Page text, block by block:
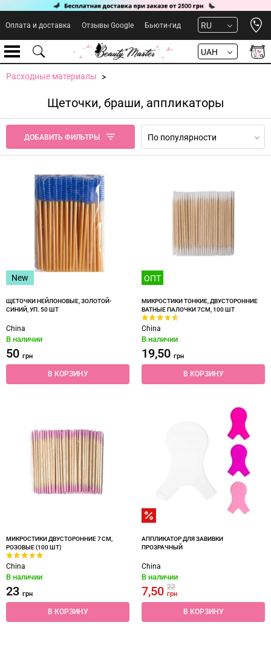
Оплата и доставка Отзывы Google Бьюти-гид RU
UAH
Расходные материалы
Щеточки, браши, аппликаторы
ДОБАВИТЬ ФИЛЬТРЫ По популярности
New
ЩЕТОЧКИ НЕЙЛОНОВЫЕ, ЗОЛОТОЙ-
СИНИЙ, УП. 50 ШТ
China
В наличии
50 грн
В КОРЗИНУ
ОПТ
МИКРОСТИКИ ТОНКИЕ, ДВУСТОРОННИЕ
ВАТНЫЕ ПАЛОЧКИ 7СМ, 100 ШТ
China
В наличии
19,50 грн
В КОРЗИНУ
МИКРОСТИКИ ДВУСТОРОННИЕ 7 СМ,
РОЗОВЫЕ (100 ШТ)
China
В наличии
23 грн
В КОРЗИНУ
АППЛИКАТОР ДЛЯ ЗАВИВКИ
ПРОЗРАЧНЫЙ
China
В наличии
7,50 22
грн
В КОРЗИНУ